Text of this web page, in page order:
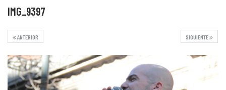
IMG_9397
SIGUIENTE
ANTERIOR